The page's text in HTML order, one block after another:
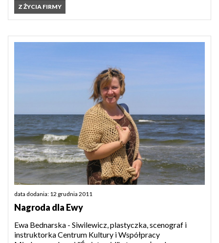
Z ŻYCIA FIRMY
data dodania: 12 grudnia 2011
Nagroda dla Ewy
Ewa Bednarska - Siwilewicz, plastyczka, scenograf i
instruktorka Centrum Kultury i Współpracy